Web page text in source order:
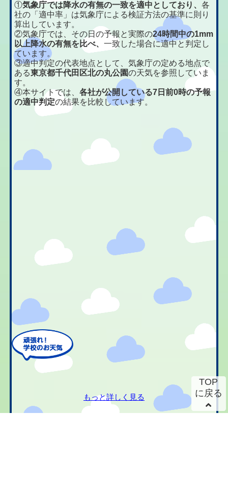
①気象庁では降水の有無の一致を適中としており、各
社の「適中率」は気象庁による検証方法の基準に則り
算出しています。
②気象庁では、その日の予報と実際の24時間中の1mm
以上降水の有無を比べ、一致した場合に適中と判定し
ています。
③適中判定の代表地点として、気象庁の定める地点で
ある東京都千代田区北の丸公園の天気を参照していま
す。
④本サイトでは、各社が公開している7日前0時の予報
の適中判定の結果を比較しています。
もっと詳しく見る
TOP
に戻る